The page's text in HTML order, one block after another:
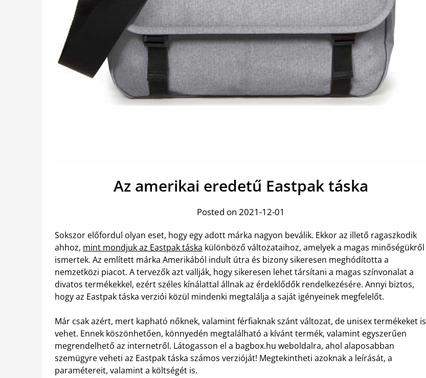
Az amerikai eredetű Eastpak táska
Posted on 2021-12-01
Sokszor előfordul olyan eset, hogy egy adott márka nagyon beválik. Ekkor az illető ragaszkodik
ahhoz, mint mondjuk az Eastpak táska különböző változataihoz, amelyek a magas minőségükről
ismertek. Az említett márka Amerikából indult útra és bizony sikeresen meghódította a
nemzetközi piacot. A tervezők azt vallják, hogy sikeresen lehet társítani a magas színvonalat a
divatos termékekkel, ezért széles kínálattal állnak az érdeklődők rendelkezésére. Annyi biztos,
hogy az Eastpak táska verziói közül mindenki megtalálja a saját igényeinek megfelelőt.
Már csak azért, mert kapható nőknek, valamint férfiaknak szánt változat, de unisex termékeket is
vehet. Ennek köszönhetően, könnyedén megtalálható a kívánt termék, valamint egyszerűen
megrendelhető az internetről. Látogasson el a bagbox.hu weboldalra, ahol alaposabban
szemügyre veheti az Eastpak táska számos verzióját! Megtekintheti azoknak a leírását, a
paramétereit, valamint a költségét is.